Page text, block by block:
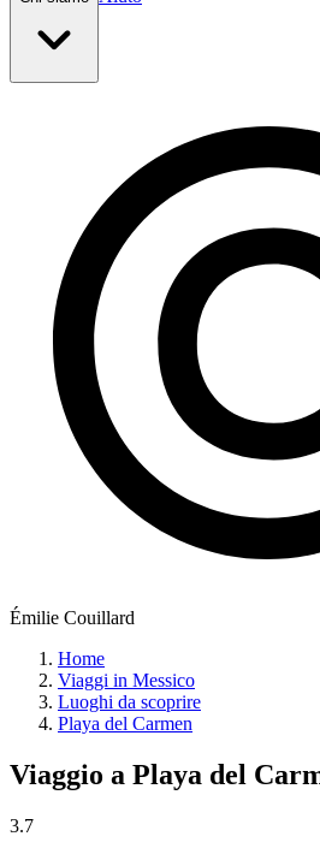
Émilie Couillard
Home
Viaggi in Messico
Luoghi da scoprire
Playa del Carmen
Viaggio a Playa del
3.7